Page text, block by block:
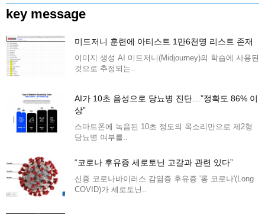
key message
미드저니 훈련에 아티스트 1만6천명 리스트 존재
이미지 생성 AI 미드저니(Midjourney)의 학습에 사용된
것으로 추정되는..
AI가 10초 음성으로 당뇨병 진단…”정확도 86% 이
상”
스마트폰에 녹음된 10초 정도의 목소리만으로 제2형
당뇨병 여부를..
“코로나 후유증 세로토닌 고갈과 관련 있다”
신종 코로나바이러스 감염증 후유증 '롱 코로나'(Long
COVID)가 세로토닌..